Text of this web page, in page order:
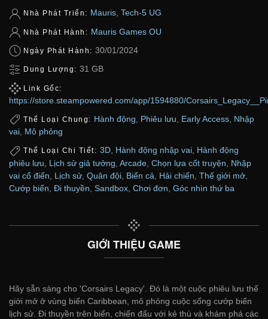
Nhà Phát Triển: Mauris, Tech-5 UG
Nhà Phát Hành: Mauris Games OU
Ngày Phát Hành: 30/01/2024
Dung Lượng: 31 GB
Link Gốc:
https://store.steampowered.com/app/1594880/
Thể Loại Chung: Hành động Phiêu lưu Early Access Nhập
vai, Mô phỏng
Thể Loại Chi Tiết: 3D, Hành động nhập vai, Hành động
phiêu lưu
Lịch sử giả tưởng Arcade Chọn lựa cốt truyện
Nhập
vai cổ điển
Lịch sử Quân đội Biển cả Hải chiến Thế giới mở
Cướp biển Đi thuyền Sandbox Chơi đơn Góc nhìn thứ ba
GIỚI THIỆU GAME
Hãy sẵn sàng cho 'Corsairs Legacy'. Đó là một cuộc phiêu lưu thế
giới mở ở vùng biển Caribbean, mô phỏng cuộc sống cướp biển
lịch sử. Đi thuyền trên biển, chiến đấu với kẻ thù và khám phá các